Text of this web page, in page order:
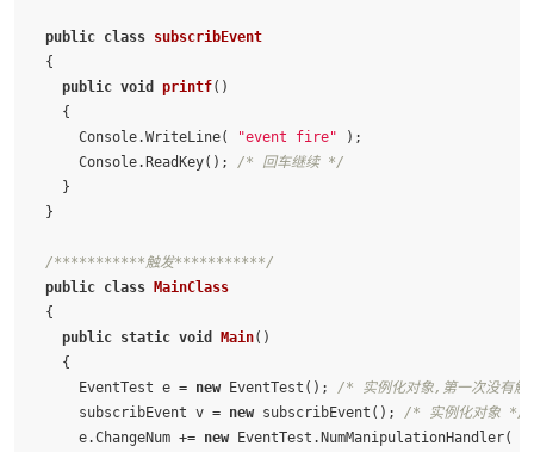
public class subscribEvent
  {
public void printf()
    {
      Console.WriteLine(
"event fire" );
      Console.ReadKey();
/* 回车继续 */
    }
  }
/***********触发***********/
public class
MainClass
  {
public static void Main()
    {
      EventTest e =
new EventTest(); /* 实例化对象,第一次没有
      subscribEvent v =
new subscribEvent(); /* 实例化对象 */
      e.ChangeNum +=
new